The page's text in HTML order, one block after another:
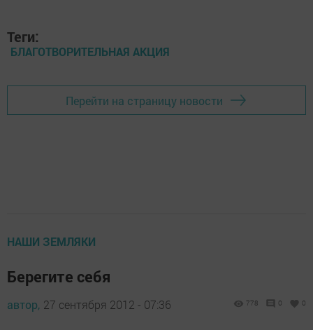
Теги:
БЛАГОТВОРИТЕЛЬНАЯ АКЦИЯ
Перейти на страницу новости
НАШИ ЗЕМЛЯКИ
Берегите себя
автор, 27 сентября 2012 - 07:36 778 0 0